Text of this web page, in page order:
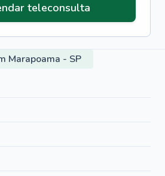
teleconsulta
Marapoama - SP